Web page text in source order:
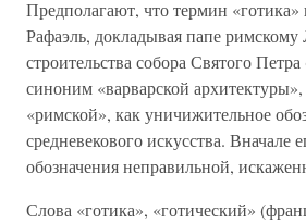
Предполагают, что термин
Рафаэль, докладывая папе римскому
строительства собора Святого
синоним «варварской
«римской», как уничижительное
средневекового искусства. Вначале
обозначения неправильной,
Слова «готика», «готический»